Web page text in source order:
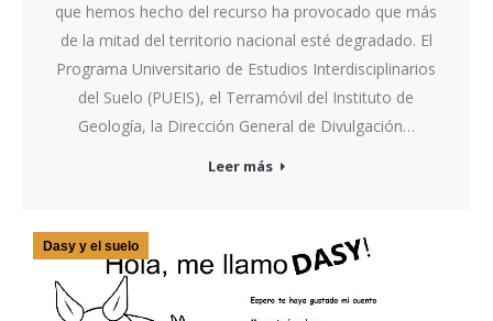
que hemos hecho del recurso ha provocado que más
de la mitad del territorio nacional esté degradado. El
Programa Universitario de Estudios Interdisciplinarios
del Suelo (PUEIS), el Terramóvil del Instituto de
Geología, la Dirección General de Divulgación…
Leer más
Dasy y el suelo